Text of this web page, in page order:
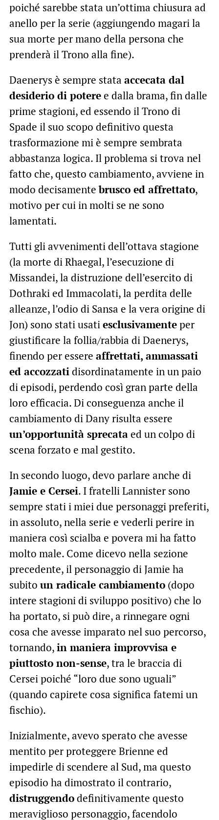
poiché sarebbe stata un’ottima chiusura ad
anello per la serie (aggiungendo magari la
sua morte per mano della persona che
prenderà il Trono alla fine).
Daenerys è sempre stata accecata dal
desiderio di poteree dalla brama, fin dalle
prime stagioni, ed essendo il Trono di
Spade il suo scopo definitivo questa
trasformazione mi è sempre sembrata
abbastanza logica. Il problema si trova nel
fatto che, questo cambiamento, avviene in
modo decisamentebrusco ed affrettato,
motivo per cui in molti se ne sono
lamentati.
Tutti gli avvenimenti dell’ottava stagione
(la morte di Rhaegal, l’esecuzione di
Missandei, la distruzione dell’esercito di
Dothraki ed Immacolati, la perdita delle
alleanze, l’odio di Sansa e la vera origine di
Jon) sono stati usatiesclusivamenteper
giustificare la follia/rabbia di Daenerys,
finendo per essere affrettati, ammassati
ed accozzatidisordinatamente in un paio
di episodi, perdendo così gran parte della
loro efficacia. Di conseguenza anche il
cambiamento di Dany risulta essere
un’opportunità sprecataed un colpo di
scena forzato e mal gestito.
In secondo luogo, devo parlare anche di
Jamie e Cersei. I fratelli Lannister sono
sempre stati i miei due personaggi preferiti,
in assoluto, nella serie e vederli perire in
maniera così scialba e povera mi ha fatto
molto male. Come dicevo nella sezione
precedente, il personaggio di Jamie ha
subito un radicale cambiamento(dopo
intere stagioni di sviluppo positivo) che lo
ha portato, si può dire, a rinnegare ogni
cosa che avesse imparato nel suo percorso,
tornando,in maniera improvvisa e
piuttosto non-sense, tra le braccia di
Cersei poiché “loro due sono uguali”
(quando capirete cosa significa fatemi un
fischio).
Inizialmente, avevo sperato che avesse
mentito per proteggere Brienne ed
impedirle di scendere al Sud, ma questo
episodio ha dimostrato il contrario,
distruggendodefinitivamente questo
meraviglioso personaggio, facendolo